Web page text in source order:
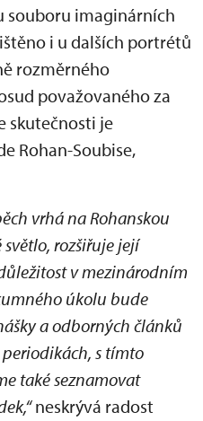
souboru imaginárních
i u dalších portrétů
rozměrného
považovaného za
skutečnosti je
Rohan-Soubise,
vrhá na Rohanskou
rozšiřuje její
v mezinárodním
úkolu bude
a odborných článků
s tímto
také seznamovat
neskrývá radost